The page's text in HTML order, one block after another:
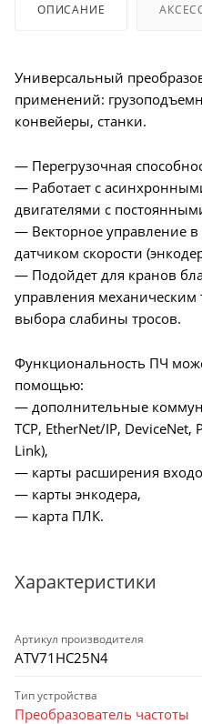
ОПИСАНИЕ
Универсальный
применений:
конвейеры, станки.
— Перегрузочная
— Работает с
двигателями с
— Векторное управление
датчиком скорости
— Подойдет для кранов
управления
выбора слабины тросов.
Функциональность ПЧ
помощью:
— дополнительные
TCP, EtherNet/IP, DeviceNet,
Link),
— карты расширения
— карты энкодера,
— карта ПЛК.
Характеристики
Артикул производителя
ATV71HC25N4
Тип устройства
Преобразователь частоты